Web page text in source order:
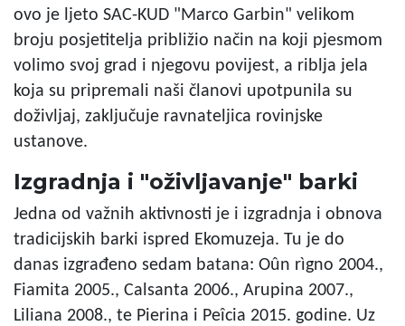
ovo je ljeto SAC-KUD "Marco Garbin" velikom
broju posjetitelja približio način na koji pjesmom
volimo svoj grad i njegovu povijest, a riblja jela
koja su pripremali naši članovi upotpunila su
doživljaj, zaključuje ravnateljica rovinjske
ustanove.
Izgradnja i "oživljavanje" barki
Jedna od važnih aktivnosti je i izgradnja i obnova
tradicijskih barki ispred Ekomuzeja. Tu je do
danas izgrađeno sedam batana: Oûn rìgno 2004.,
Fiamita 2005., Calsanta 2006., Arupina 2007.,
Liliana 2008., te Pierina i Peîcia 2015. godine. Uz